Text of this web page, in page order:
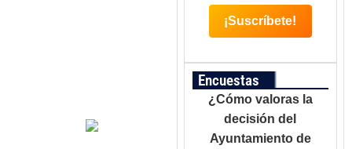
Encuestas
¿Cómo valoras la
decisión del
Ayuntamiento de